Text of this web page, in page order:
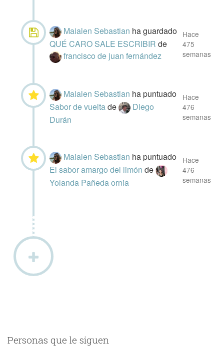
Maialen Sebastian ha guardado
QUÉ CARO SALE ESCRIBIRde
francisco de juan fernández
Hace
475
semanas
Maialen Sebastian ha puntuado
Sabor de vueltade
Diego
Durán
Hace
476
semanas
Maialen Sebastian ha puntuado
El sabor amargo del limónde
Yolanda Pañeda ornia
Hace
476
semanas
Personas que le siguen